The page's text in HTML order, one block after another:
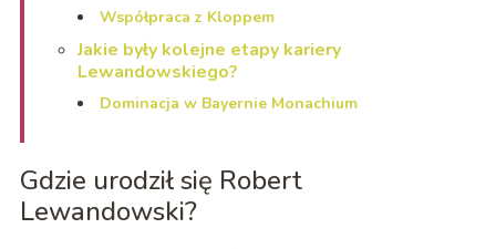
Współpraca z Kloppem
Jakie były kolejne etapy kariery
Lewandowskiego?
Dominacja w Bayernie Monachium
Gdzie urodził się Robert
Lewandowski?